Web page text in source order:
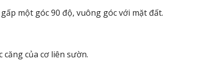
một góc 90 độ, vuông góc với mặt đất.
của cơ liên sườn.